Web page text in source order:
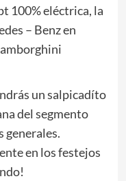
100% eléctrica, la
– Benz en
un salpicadíto
del segmento
en los festejos